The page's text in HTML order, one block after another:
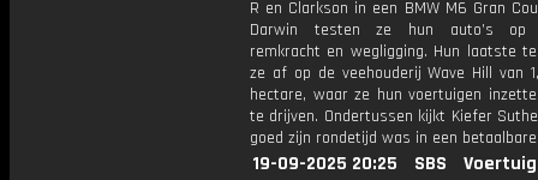
R en Clarkson in een BMW M6 Gran
Darwin testen ze hun auto’s op
remkracht en wegligging. Hun laatste
ze af op de veehouderij Wave Hill van
hectare, waar ze hun voertuigen
te drijven. Ondertussen kijkt Kiefer
goed zijn rondetijd was in een
19-09-2025 20:25 SBS